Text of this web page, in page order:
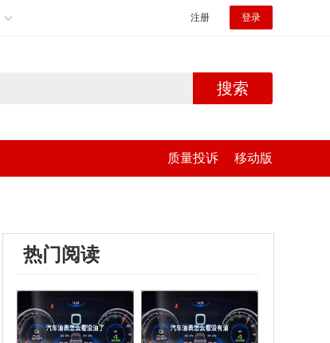
注册 登录
搜索
质量投诉 移动版
热门阅读